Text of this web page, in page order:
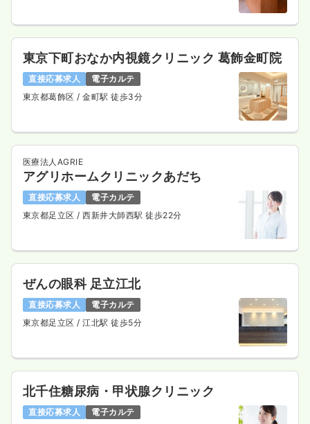
時給1,800円以上可
気になる 詳細を見る
東京下町おなか内視鏡クリニック 葛飾金町院
直接応募求人
電子カルテ
東京都葛飾区/ 金町駅 徒歩3分
医療法人AGRIE
アグリホームクリニックあだち
直接応募求人
電子カルテ
東京都足立区/ 西新井大師西駅 徒歩22分
ぜんの眼科 足立江北
直接応募求人
電子カルテ
東京都足立区/ 江北駅 徒歩5分
北千住糖尿病・甲状腺クリニック
直接応募求人
電子カルテ